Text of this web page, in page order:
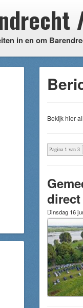
in en om
Bekijk hier
Pagina 1 van 3
Dinsdag 16